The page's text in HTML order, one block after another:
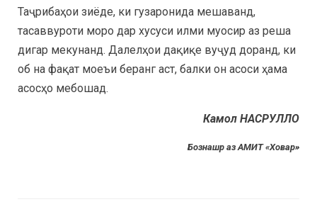
Таҷрибаҳои зиёде, ки гузаронида мешаванд,
тасаввуроти моро дар хусуси илми муосир аз реша
дигар мекунанд. Далелҳои дақиқе вуҷуд доранд, ки
об на фақат моеъи беранг аст, балки он асоси ҳама
асосҳо мебошад.
Камол НАСРУЛЛО
Бознашр аз АМИТ «Ховар»